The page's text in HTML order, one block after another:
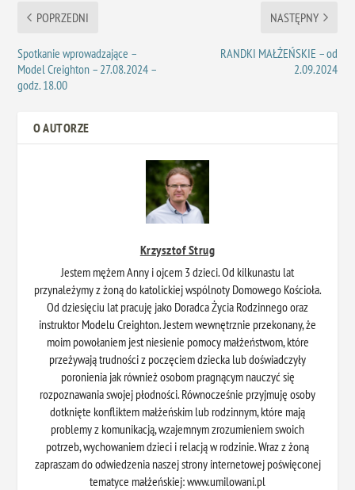
POPRZEDNI
Spotkanie wprowadzające –
Model Creighton – 27.08.2024 –
godz. 18.00
NASTĘPNY
RANDKI MAŁŻEŃSKIE – od
2.09.2024
O AUTORZE
Krzysztof Strug
Jestem mężem Anny i ojcem 3 dzieci. Od kilkunastu lat
przynależymy z żoną do katolickiej wspólnoty Domowego Kościoła.
Od dziesięciu lat pracuję jako Doradca Życia Rodzinnego oraz
instruktor Modelu Creighton. Jestem wewnętrznie przekonany, że
moim powołaniem jest niesienie pomocy małżeństwom, które
przeżywają trudności z poczęciem dziecka lub doświadczyły
poronienia jak również osobom pragnącym nauczyć się
rozpoznawania swojej płodności. Równocześnie przyjmuję osoby
dotknięte konfliktem małżeńskim lub rodzinnym, które mają
problemy z komunikacją, wzajemnym zrozumieniem swoich
potrzeb, wychowaniem dzieci i relacją w rodzinie. Wraz z żoną
zapraszam do odwiedzenia naszej strony internetowej poświęconej
tematyce małżeńskiej: www.umilowani.pl